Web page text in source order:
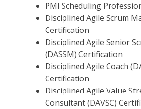
PMI Scheduling
Disciplined Agile Scrum
Certification
Disciplined Agile Senior
(DASSM) Certification
Disciplined Agile Coach
Certification
Disciplined Agile Value
Consultant (DAVSC)